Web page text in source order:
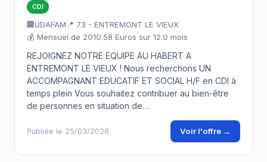
CDI
🏢UDAFAM 📍 73 - ENTREMONT LE VIEUX
💰 Mensuel de 2010.58 Euros sur 12.0 mois
REJOIGNEZ NOTRE EQUIPE AU HABERT A
ENTREMONT LE VIEUX ! Nous recherchons UN
ACCOMPAGNANT EDUCATIF ET SOCIAL H/F en CDI à
temps plein Vous souhaitez contribuer au bien-être
de personnes en situation de…
Publiée le 25/03/2026 Voir l'offre →